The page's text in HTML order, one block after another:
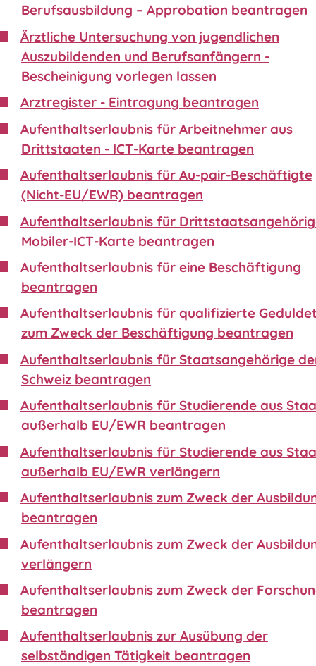
Berufsausbildung – Approbation beantragen
Ärztliche Untersuchung von jugendlichen
Auszubildenden und Berufsanfängern -
Bescheinigung vorlegen lassen
Arztregister - Eintragung beantragen
Aufenthaltserlaubnis für Arbeitnehmer aus
Drittstaaten - ICT-Karte beantragen
Aufenthaltserlaubnis für Au-pair-Beschäftigte
(Nicht-EU/EWR) beantragen
Aufenthaltserlaubnis für
Mobiler-ICT-Karte beantragen
Aufenthaltserlaubnis für eine Beschäftigung
beantragen
Aufenthaltserlaubnis für qualifizierte
zum Zweck der Beschäftigung beantragen
Aufenthaltserlaubnis für Staatsangehörige
Schweiz beantragen
Aufenthaltserlaubnis für Studierende aus
außerhalb EU/EWR beantragen
Aufenthaltserlaubnis für Studierende aus
außerhalb EU/EWR verlängern
Aufenthaltserlaubnis zum Zweck der
beantragen
Aufenthaltserlaubnis zum Zweck der
verlängern
Aufenthaltserlaubnis zum Zweck der
beantragen
Aufenthaltserlaubnis zur Ausübung der
selbständigen Tätigkeit beantragen